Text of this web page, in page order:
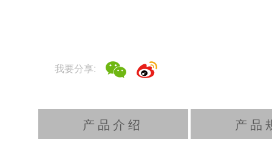
我要分享:
产品介绍 产品